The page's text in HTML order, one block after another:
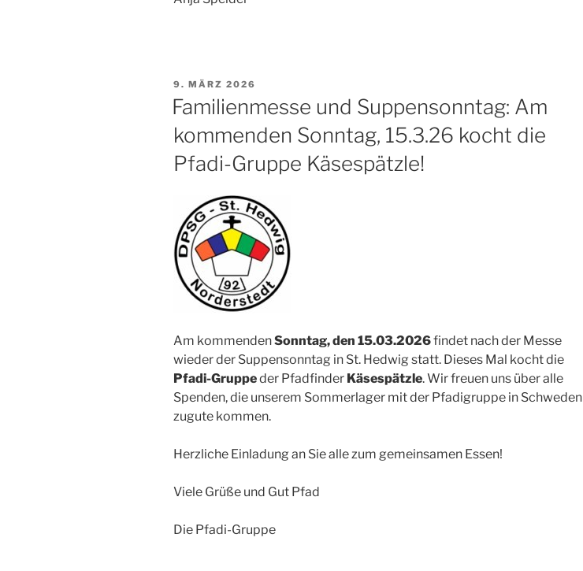
VERÖFFENTLICHT
9. MÄRZ 2026
Familienmesse und Suppensonntag: Am
kommenden Sonntag, 15.3.26 kocht die
Pfadi-Gruppe Käsespätzle!
Am kommendenSonntag, den 15.03.2026findet nach der Messe
wieder der Suppensonntag in St. Hedwig statt. Dieses Mal kocht die
Pfadi-Gruppeder Pfadfinder Käsespätzle. Wir freuen uns über alle
Spenden, die unserem Sommerlager mit der Pfadigruppe in Schweden
zugute kommen.
Herzliche Einladung an Sie alle zum gemeinsamen Essen!
Viele Grüße und Gut Pfad
Die Pfadi-Gruppe